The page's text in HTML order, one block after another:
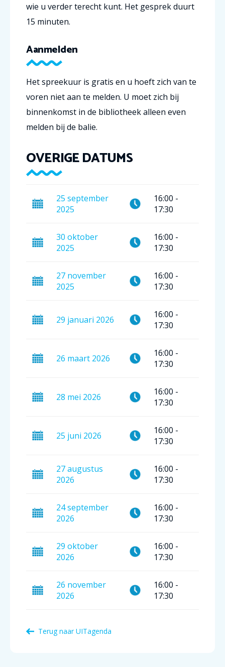
wie u verder terecht kunt. Het gesprek duurt
15 minuten.
Aanmelden
Het spreekuur is gratis en u hoeft zich van te
voren niet aan te melden. U moet zich bij
binnenkomst in de bibliotheek alleen even
melden bij de balie.
OVERIGE DATUMS
25 september
2025
16:00 -
17:30
30 oktober
2025
16:00 -
17:30
27 november
2025
16:00 -
17:30
29 januari 2026 16:00 -
17:30
26 maart 2026 16:00 -
17:30
28 mei 2026 16:00 -
17:30
25 juni 2026 16:00 -
17:30
27augustus
2026
16:00 -
17:30
24september
2026
16:00 -
17:30
29 oktober
2026
16:00 -
17:30
26 november
2026
16:00 -
17:30
Terug naarUITagenda